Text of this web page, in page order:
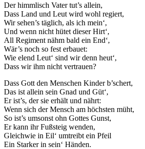
Der himmlisch Vater tut’s allein,
Dass Land und Leut wird wohl regiert,
Wir sehen’s täglich, als ich mein‘,
Und wenn nicht hütet dieser Hirt‘,
All Regiment nähm bald ein End‘,
Wär’s noch so fest erbauet:
Wie elend Leut‘ sind wir denn heut‘,
Dass wir ihm nicht vertrauen?
Dass Gott den Menschen Kinder b’schert,
Das ist allein sein Gnad und Güt‘,
Er ist’s, der sie erhält und nährt:
Wenn sich der Mensch am höchsten müht,
So ist’s umsonst ohn Gottes Gunst,
Er kann ihr Fußsteig wenden,
Gleichwie in Eil‘ umtreibt ein Pfeil
Ein Starker in sein‘ Händen.